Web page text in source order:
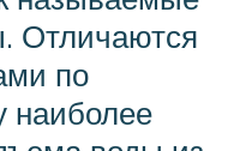
Отличаются
по
наиболее